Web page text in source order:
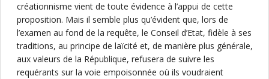
créationnisme vient de toute évidence à l’appui de cette
proposition. Mais il semble plus qu’évident que, lors de
l’examen au fond de la requête, le Conseil d’Etat, fidèle à ses
traditions, au principe de laïcité et, de manière plus générale,
aux valeurs de la République, refusera de suivre les
requérants sur la voie empoisonnée où ils voudraient